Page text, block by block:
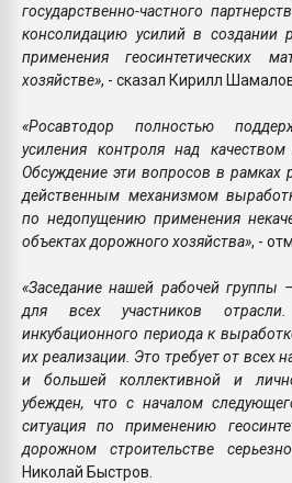
государственно-частного
консолидацию усилий в создании
применения геосинтетических
хозяйстве», - сказал Кирилл
«Росавтодор полностью
усиления контроля над
Обсуждение эти вопросов в рамках
действенным механизмом
по недопущению применения
объектах дорожного хозяйства», -
«Заседание нашей рабочей группы
для всех участников
инкубационного периода к
их реализации. Это требует от всех
и большей коллективной и
убежден, что с началом
ситуация по применению
дорожном строительстве
Николай Быстров.